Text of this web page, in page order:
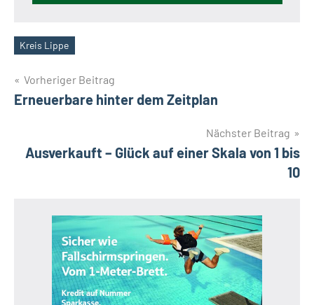
Schlagwörter
Kreis Lippe
Beitragsnavigation
Vorheriger Beitrag
Erneuerbare hinter dem Zeitplan
Nächster Beitrag
Ausverkauft – Glück auf einer Skala von 1 bis
10